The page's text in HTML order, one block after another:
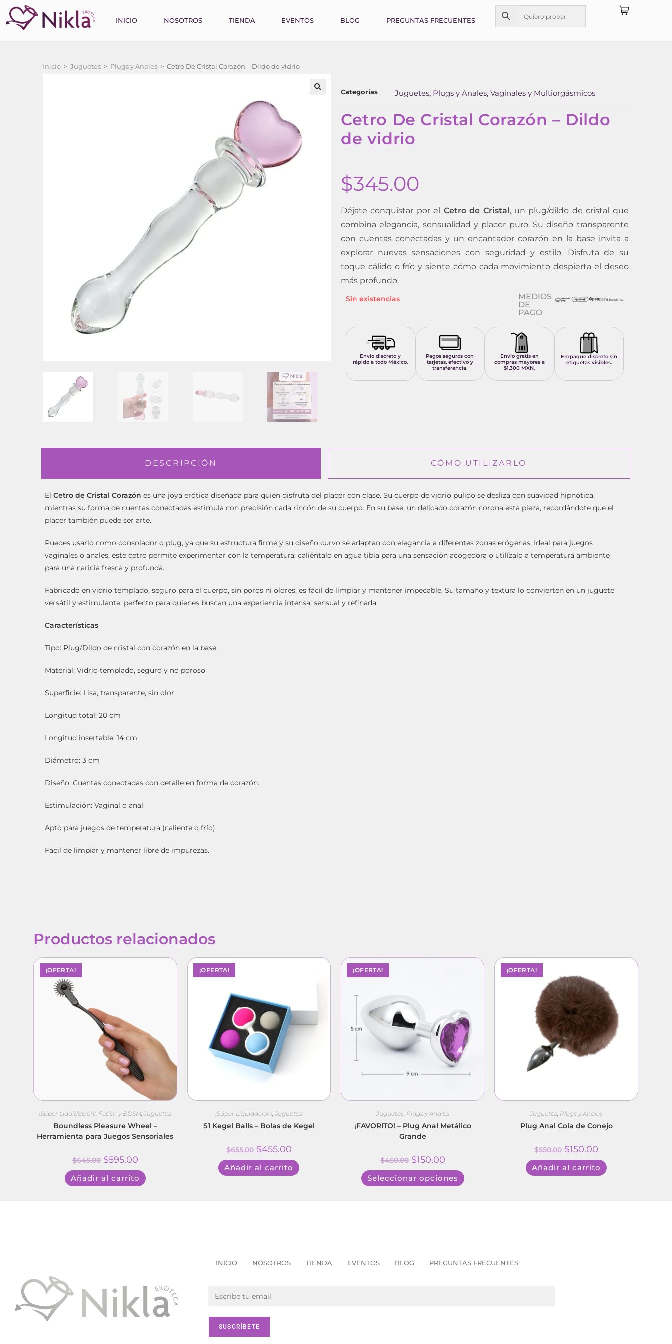
INICIO NOSOTROS TIENDA EVENTOS BLOG PREGUNTAS FRECUENTES
Inicio > Juguetes > Plugs y Anales > Cetro De Cristal Corazón – Dildo de vidrio
Categorías Juguetes, Plugs y Anales, Vaginales y Multiorgásmicos
Cetro De Cristal Corazón – Dildo
de vidrio
$345.00
Déjate conquistar por el Cetro de Cristal, un plug/dildo de cristal que
combina elegancia, sensualidad y placer puro. Su diseño transparente
con cuentas conectadas y un encantador corazón en la base invita a
explorar nuevas sensaciones con seguridad y estilo. Disfruta de su
toque cálido o frío y siente cómo cada movimiento despierta el deseo
más profundo.
Sin existencias
MEDIOS
DE
PAGO
Envío discreto y
rápido a todo México.
Pagos seguros con
tarjetas, efectivo y
transferencia.
Envío gratis en
compras mayores a
$1,300 MXN.
Empaque discreto sin
etiquetas visibles.
DESCRIPCIÓN CÓMO UTILIZARLO
ElCetro de Cristal Corazón es una joya erótica diseñada para quien disfruta del placer con clase. Su cuerpo de vidrio pulido se desliza con suavidad hipnótica,
mientras su forma de cuentas conectadas estimula con precisión cada rincón de su cuerpo. En su base, un delicado corazón corona esta pieza, recordándote que el
placer también puede ser arte.
Puedes usarlo como consolador o plug, ya que su estructura firme y su diseño curvo se adaptan con elegancia a diferentes zonas erógenas. Ideal para juegos
vaginales o anales, este cetro permite experimentar con la temperatura: caliéntalo en agua tibia para una sensación acogedora o utilízalo a temperatura ambiente
para una caricia fresca y profunda.
Fabricado en vidrio templado, seguro para el cuerpo, sin poros ni olores, es fácil de limpiar y mantener impecable. Su tamaño y textura lo convierten en un juguete
versátil y estimulante, perfecto para quienes buscan una experiencia intensa, sensual y refinada.
Características
Tipo: Plug/Dildo de cristal con corazón en la base
Material: Vidrio templado, seguro y no poroso
Superficie: Lisa, transparente, sin olor
Longitud total: 20 cm
Longitud insertable: 14 cm
Diámetro: 3 cm
Diseño: Cuentas conectadas con detalle en forma de corazón.
Estimulación: Vaginal o anal
Apto para juegos de temperatura (caliente o frío)
Fácil de limpiar y mantener libre de impurezas.
Productos relacionados
¡OFERTA!
¡Súper Liquidación!, Fetish y BDSM,Juguetes
Boundless Pleasure Wheel –
Herramienta para Juegos Sensoriales
$645.00 $595.00
Añadir al carrito
¡OFERTA!
¡Súper Liquidación!,Juguetes
S1 Kegel Balls – Bolas de Kegel
$655.00 $455.00
Añadir al carrito
¡OFERTA!
Juguetes, Plugs y Anales
¡FAVORITO! – Plug Anal Metálico
Grande
$450.00 $150.00
Seleccionar opciones
¡OFERTA!
Juguetes, Plugs y Anales
Plug Anal Cola de Conejo
$550.00 $150.00
Añadir al carrito
INICIO NOSOTROS TIENDA EVENTOS BLOG PREGUNTAS FRECUENTES